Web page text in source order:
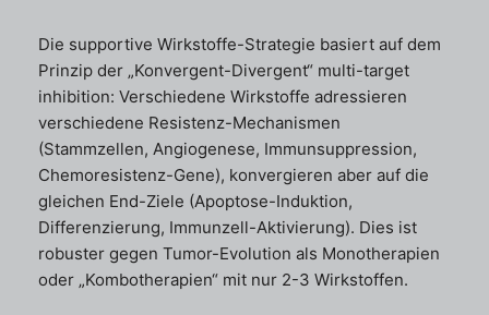
Die supportive Wirkstoffe-Strategie basiert auf dem
Prinzip der „Konvergent-Divergent“ multi-target
inhibition: Verschiedene Wirkstoffe adressieren
verschiedene Resistenz-Mechanismen
(Stammzellen, Angiogenese, Immunsuppression,
Chemoresistenz-Gene), konvergieren aber auf die
gleichen End-Ziele (Apoptose-Induktion,
Differenzierung, Immunzell-Aktivierung). Dies ist
robuster gegen Tumor-Evolution als Monotherapien
oder „Kombotherapien“ mit nur 2-3 Wirkstoffen.